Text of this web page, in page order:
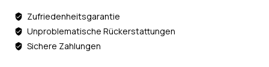
Zufriedenheitsgarantie
Unproblematische Rückerstattungen
Sichere Zahlungen